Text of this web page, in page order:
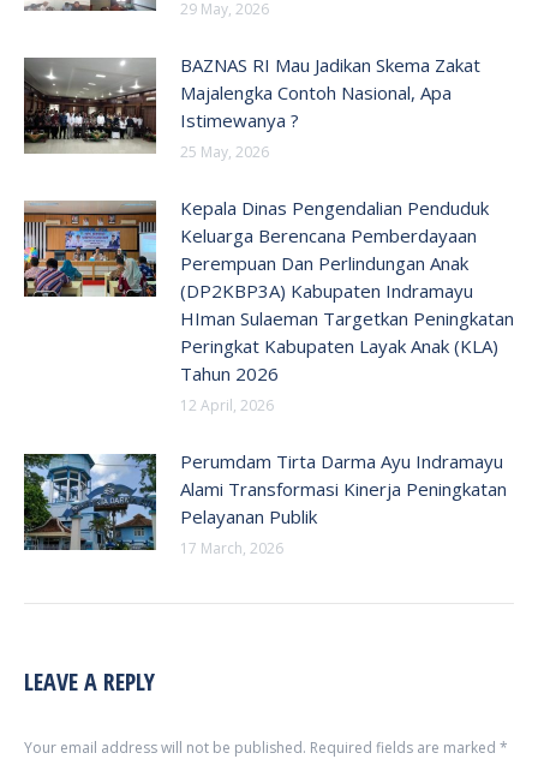
29 May, 2026
BAZNAS RI Mau Jadikan Skema Zakat
Majalengka Contoh Nasional, Apa
Istimewanya ?
25 May, 2026
Kepala Dinas Pengendalian Penduduk
Keluarga Berencana Pemberdayaan
Perempuan Dan Perlindungan Anak
(DP2KBP3A) Kabupaten Indramayu
HIman Sulaeman Targetkan Peningkatan
Peringkat Kabupaten Layak Anak (KLA)
Tahun 2026
12 April, 2026
Perumdam Tirta Darma Ayu Indramayu
Alami Transformasi Kinerja Peningkatan
Pelayanan Publik
17 March, 2026
LEAVE A REPLY
Your email address will not be published. Required fields are marked *